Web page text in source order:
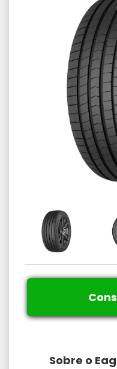
Sobre o